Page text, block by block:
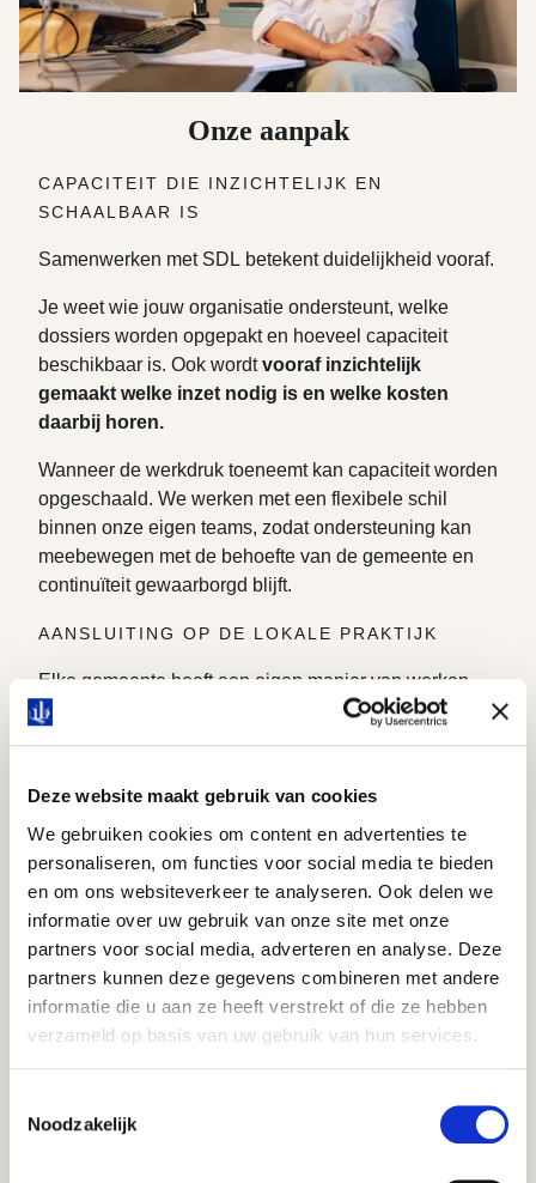
Deze website maakt gebruik van cookies
We gebruiken cookies om content en advertenties te
personaliseren, om functies voor social media te bieden
en om ons websiteverkeer te analyseren. Ook delen we
informatie over uw gebruik van onze site met onze
partners voor social media, adverteren en analyse. Deze
partners kunnen deze gegevens combineren met andere
informatie die u aan ze heeft verstrekt of die ze hebben
verzameld op basis van uw gebruik van hun services.
Noodzakelijk
Onze aanpak
CAPACITEIT DIE INZICHTELIJK EN
SCHAALBAAR IS
Samenwerken met SDL betekent duidelijkheid vooraf.
Je weet wie jouw organisatie ondersteunt, welke
dossiers worden opgepakt en hoeveel capaciteit
beschikbaar is. Ook wordtvooraf inzichtelijk
gemaakt welke inzet nodig is en welke kosten
daarbij horen.
Wanneer de werkdruk toeneemt kan capaciteit worden
opgeschaald. We werken met een flexibele schil
binnen onze eigen teams, zodat ondersteuning kan
meebewegen met de behoefte van de gemeente en
continuïteit gewaarborgd blijft.
AANSLUITING OP DE LOKALE PRAKTIJK
Elke gemeente heeft een eigen manier van werken.
Daarom stemmen we onze aanpak altijd af op
kunnen we snel schakelen en weten we hoe we
effectief aansluiten op bestaande organisaties.
NIET ALLEEN UITVOEREN, MAAR OOK
VERBETEREN
Naast het uitvoeren van werkzaamheden kijken we
ook naar het geheel. SDL signaleert knelpunten in
sluiten.